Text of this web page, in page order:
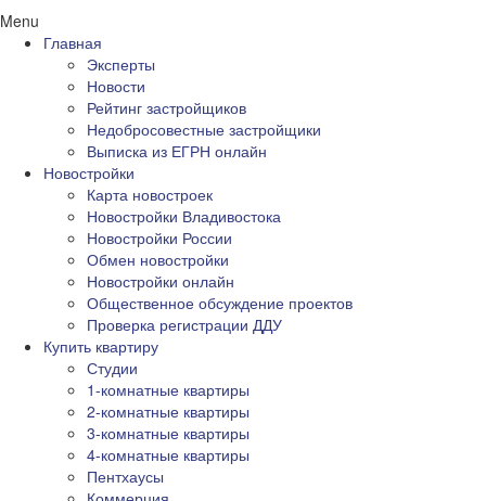
Menu
Главная
Эксперты
Новости
Рейтинг застройщиков
Недобросовестные застройщики
Выписка из ЕГРН онлайн
Новостройки
Карта новостроек
Новостройки Владивостока
Новостройки России
Обмен новостройки
Новостройки онлайн
Общественное обсуждение проектов
Проверка регистрации ДДУ
Купить квартиру
Студии
1-комнатные квартиры
2-комнатные квартиры
3-комнатные квартиры
4-комнатные квартиры
Пентхаусы